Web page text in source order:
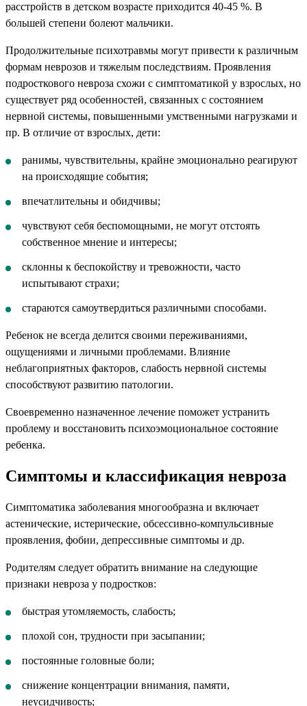
расстройств в детском возрасте приходится 40-45 %. В
большей степени болеют мальчики.
Продолжительные психотравмы могут привести к различным
формам неврозов и тяжелым последствиям. Проявления
подросткового невроза схожи с симптоматикой у взрослых, но
существует ряд особенностей, связанных с состоянием
нервной системы, повышенными умственными нагрузками и
пр. В отличие от взрослых, дети:
ранимы, чувствительны, крайне эмоционально реагируют
на происходящие события;
впечатлительны и обидчивы;
чувствуют себя беспомощными, не могут отстоять
собственное мнение и интересы;
склонны к беспокойству и тревожности, часто
испытывают страхи;
стараются самоутвердиться различными способами.
Ребенок не всегда делится своими переживаниями,
ощущениями и личными проблемами. Влияние
неблагоприятных факторов, слабость нервной системы
способствуют развитию патологии.
Своевременно назначенное лечение поможет устранить
проблему и восстановить психоэмоциональное состояние
ребенка.
Симптомы и классификация невроза
Симптоматика заболевания многообразна и включает
астенические, истерические, обсессивно-компульсивные
проявления, фобии, депрессивные симптомы и др.
Родителям следует обратить внимание на следующие
признаки невроза у подростков:
быстрая утомляемость, слабость;
плохой сон, трудности при засыпании;
постоянные головные боли;
снижение концентрации внимания, памяти,
неусидчивость;